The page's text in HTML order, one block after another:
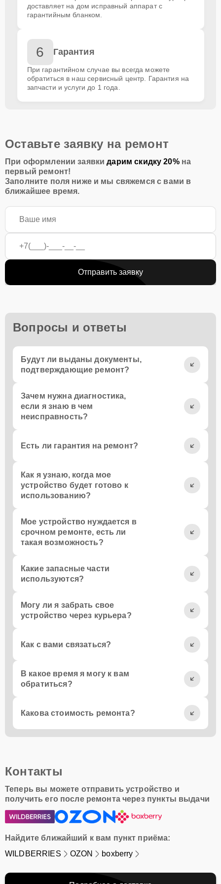
доставляет на дом исправный аппарат с
гарантийным бланком.
6 Гарантия
При гарантийном случае вы всегда можете
обратиться в наш сервисный центр. Гарантия на
запчасти и услуги до 1 года.
Оставьте заявку на ремонт
При оформлении заявкидарим скидку 20%на
первый ремонт!
Заполните поля ниже и мы свяжемся с вами в
ближайшее время.
Отправить заявку
Вопросы и ответы
Будут ли выданы документы,
подтверждающие ремонт?
Зачем нужна диагностика,
если я знаю в чем
неисправность?
Есть ли гарантия на ремонт?
Как я узнаю, когда мое
устройство будет готово к
использованию?
Мое устройство нуждается в
срочном ремонте, есть ли
такая возможность?
Какие запасные части
используются?
Могу ли я забрать свое
устройство через курьера?
Как с вами связаться?
В какое время я могу к вам
обратиться?
Какова стоимость ремонта?
Контакты
Теперь вы можете отправить устройство и
получить его после ремонта через пункты выдачи
Найдите ближайший к вам пункт приёма:
WILDBERRIES
OZON boxberry